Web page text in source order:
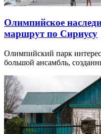
Олимпийское
маршрут по Сириусу
Олимпийский парк
большой ансамбль,